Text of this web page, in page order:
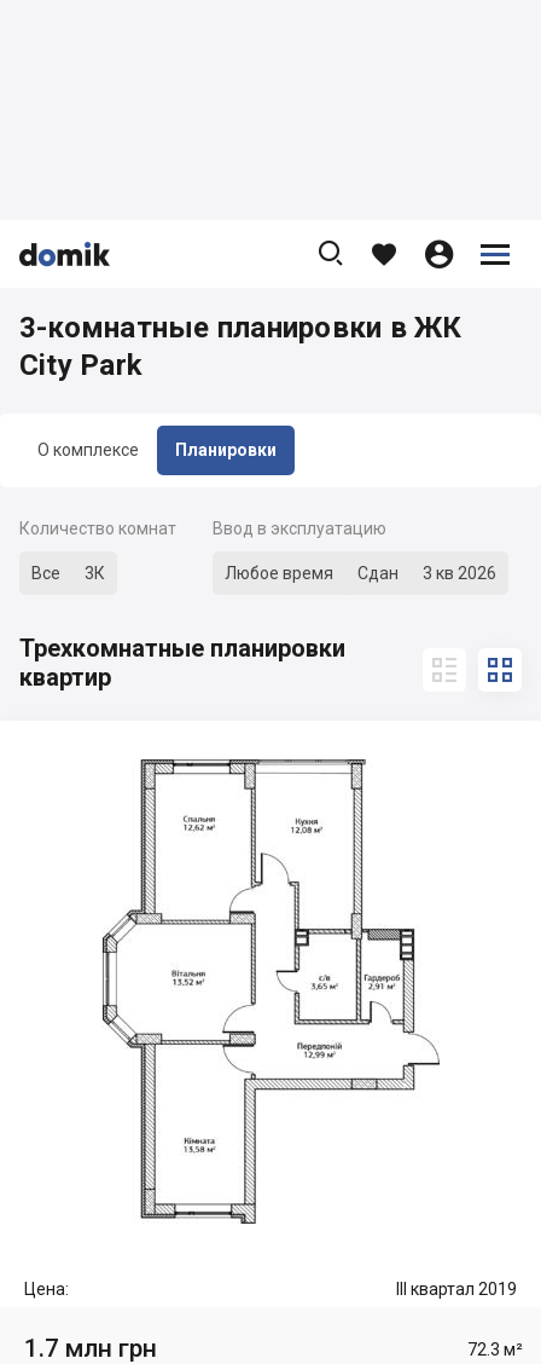


    


О комплексе Планировки
3-комнатные планировки в ЖК
City Park
Количество комнат
Все 3К
Ввод в эксплуатацию
Любое время Сдан 3 кв 2026
Трехкомнатные планировки
квартир
 
Цена: III квартал 2019
1.7 млн грн 72.3 м²